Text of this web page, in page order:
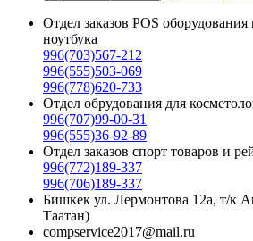
Отдел заказов POS
ноутбука
996(703)567-212
996(555)503-069
996(778)620-733
Отдел обрудования для
996(707)99-00-31
996(555)36-92-89
Отдел заказов спорт товаров и
996(772)189-337
996(706)189-337
Бишкек ул. Лермонтова 12а, т/к
Таатан)
compservice2017@mail.ru